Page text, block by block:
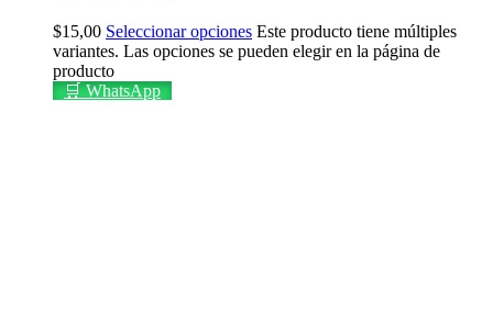
$15,00 Seleccionar opciones Este producto tiene múltiples
variantes. Las opciones se pueden elegir en la página de
producto
🛒 WhatsApp